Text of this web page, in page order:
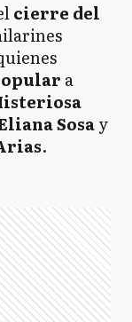
cierre del
a
Sosay
.